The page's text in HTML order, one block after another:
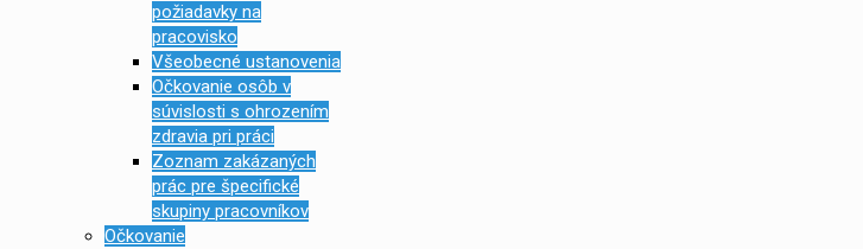
požiadavky na
pracovisko
Všeobecné ustanovenia
Očkovanie osôb v
súvislosti s ohrozením
zdravia pri práci
Zoznam zakázaných
prác pre špecifické
skupiny pracovníkov
Očkovanie